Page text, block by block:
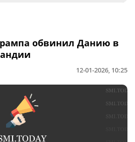
обвинил Данию в
12-01-2026, 10:25